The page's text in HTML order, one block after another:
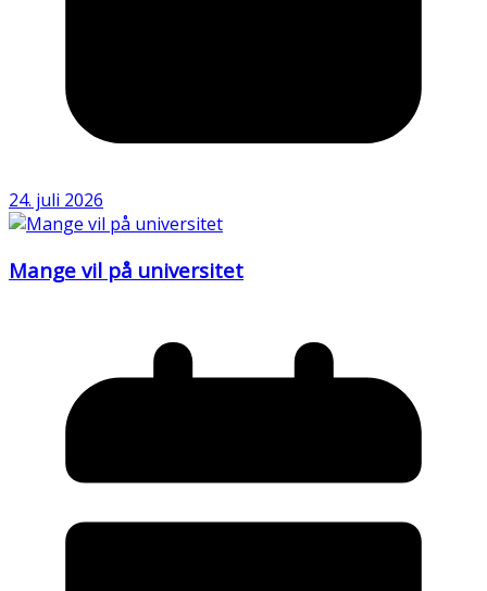
24. juli 2026
Mange vil på universitet